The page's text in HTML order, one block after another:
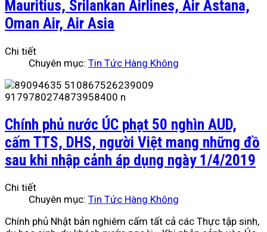
Mauritius, Srilankan Airlines, Air Astana,
Oman Air, Air Asia
Chi tiết
Chuyên mục: Tin Tức Hàng Không
Chính phủ nước ÚC phạt 50 nghìn AUD,
cấm TTS, DHS, người Việt mang những đồ
sau khi nhập cảnh áp dụng ngày 1/4/2019
Chi tiết
Chuyên mục: Tin Tức Hàng Không
Chính phủ Nhật bản nghiêm cấm tất cả các Thực tập sinh,